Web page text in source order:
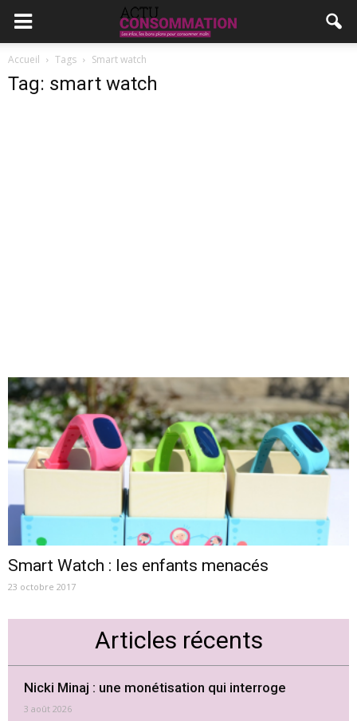
Accueil Tags Smart watch
Tag: smart watch
Smart Watch : les enfants menacés
23 octobre 2017
Articles récents
Nicki Minaj : une monétisation qui interroge
3 août 2026